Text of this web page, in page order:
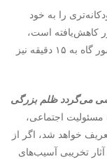
را به خود
کاهش‌یافته است،
افزود: میانگین گفتگو بین اعضای خانواده‌ها در کشور گاه به ۱۵ دقیقه نیز
می‌گردد ظلم بزرگی
مسئولیت اجتماعی،
خواهد شد، اگر از
تخریبی آسیب‌های